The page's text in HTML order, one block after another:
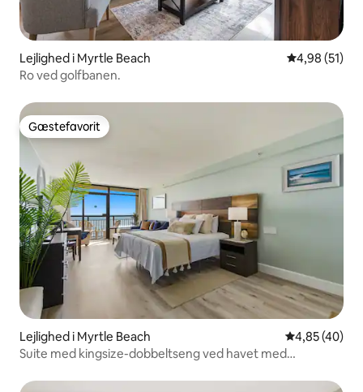
Lejlighed i Myrtle Beach 4,98 ud af 5
4,98 (51)
Ro ved golfbanen.
Gæstefavorit
Gæstefavorit
Lejlighed i Myrtle Beach 4,85 ud af 5 i
4,85 (40)
Suite med kingsize-dobbeltseng ved havet med